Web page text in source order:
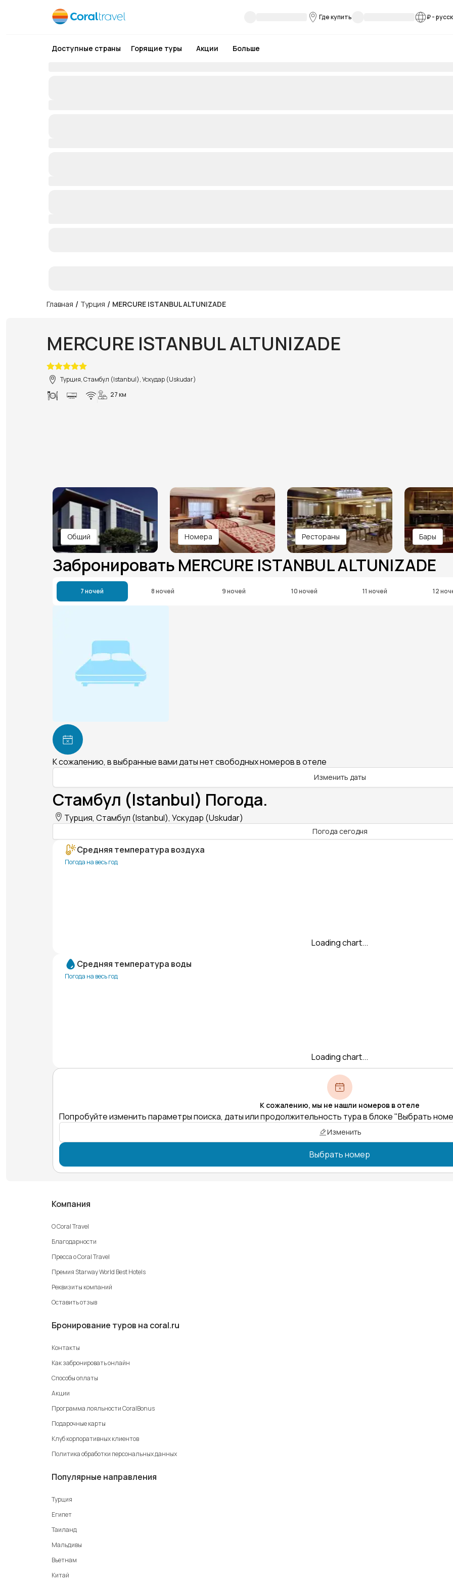
Где купить ₽-
Доступные страны Горящие туры Акции Больше
Главная / Турция / MERCURE ISTANBUL ALTUNIZADE
MERCURE ISTANBUL ALTUNIZADE
Турция, Стамбул (Istanbul), Ускудар (Uskudar)
27 км
Общий Номера Рестораны Бары
Забронировать MERCURE ISTANBUL ALTUNIZADE
7 ночей 8 ночей 9 ночей 10 ночей 11 ночей 12
К сожалению, в выбранные вами даты нет свободных номеров в отеле
Изменить даты
Стамбул (Istanbul) Погода.
Турция, Стамбул (Istanbul), Ускудар (Uskudar)
Погода сегодня
Средняя температура воздуха
Погода на весь год
Loading chart...
Средняя температура воды
Погода на весь год
Loading chart...
К сожалению, мы не нашли номеров в отеле
Попробуйте изменить параметры поиска, даты или продолжительность тура в блоке "Выбрать
Изменить
Выбрать номер
Компания
О Coral Travel
Благодарности
Пресса о Coral Travel
Премия Starway World Best Hotels
Реквизиты компаний
Оставить отзыв
Бронирование туров на coral.ru
Контакты
Как забронировать онлайн
Способы оплаты
Акции
Программа лояльности CoralBonus
Подарочные карты
Клуб корпоративных клиентов
Политика обработки персональных данных
Популярные направления
Турция
Египет
Таиланд
Мальдивы
Вьетнам
Китай